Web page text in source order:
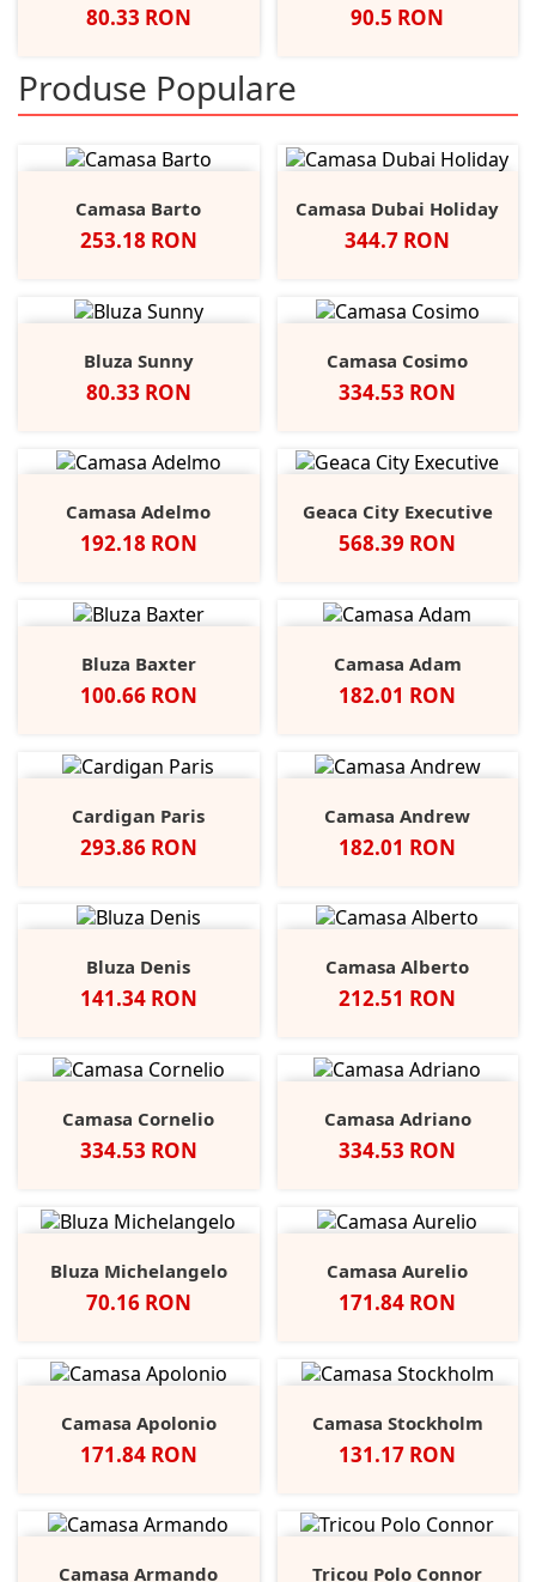
Pret
80.33 RON Pret
90.5 RON
Produse Populare
Camasa Barto
Pret
253.18 RON
Camasa Dubai Holiday
Pret
344.7 RON
Bluza Sunny
Pret
80.33 RON
Camasa Cosimo
Pret
334.53 RON
Camasa Adelmo
Pret
192.18 RON
Geaca City Executive
Pret
568.39 RON
Bluza Baxter
Pret
100.66 RON
Camasa Adam
Pret
182.01 RON
Cardigan Paris
Pret
293.86 RON
Camasa Andrew
Pret
182.01 RON
Bluza Denis
Pret
141.34 RON
Camasa Alberto
Pret
212.51 RON
Camasa Cornelio
Pret
334.53 RON
Camasa Adriano
Pret
334.53 RON
Bluza Michelangelo
Pret
70.16 RON
Camasa Aurelio
Pret
171.84 RON
Camasa Apolonio
Pret
171.84 RON
Camasa Stockholm
Pret
131.17 RON
Camasa Armando Tricou Polo Connor